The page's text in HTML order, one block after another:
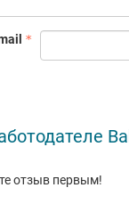
отзыв первым!